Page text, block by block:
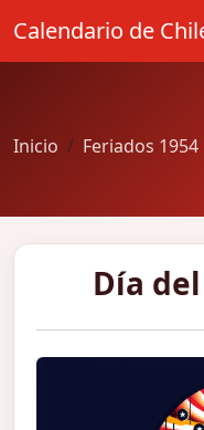
Calendario de
Inicio Feriados 1954
Día